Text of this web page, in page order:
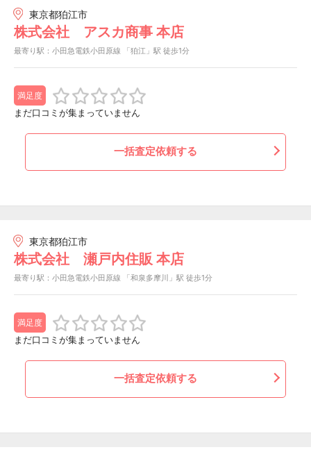
東京都狛江市
株式会社 アスカ商事 本店
最寄り駅：小田急電鉄小田原線 「狛江」駅 徒歩1分
満足度
まだ口コミが集まっていません
一括査定依頼する
東京都狛江市
株式会社 瀬戸内住販 本店
最寄り駅：小田急電鉄小田原線 「和泉多摩川」駅 徒歩1分
満足度
まだ口コミが集まっていません
一括査定依頼する